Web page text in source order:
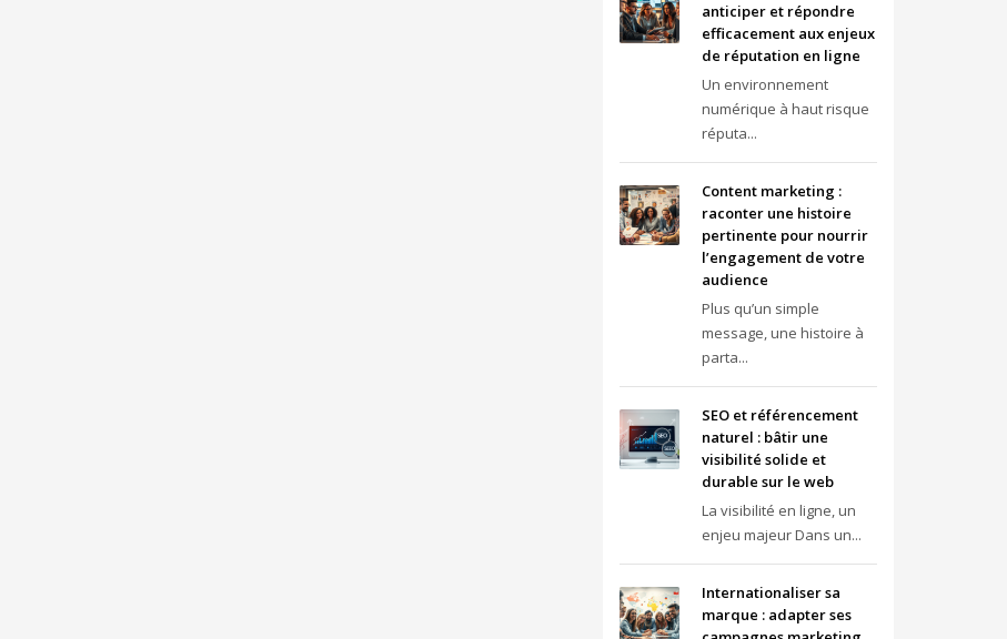
anticiper et répondre
efficacement aux enjeux
de réputation en ligne
Un environnement
numérique à haut risque
réputa...
Content marketing :
raconter une histoire
pertinente pour nourrir
l’engagement de votre
audience
Plus qu’un simple
message, une histoire à
parta...
SEO et référencement
naturel : bâtir une
visibilité solide et
durable sur le web
La visibilité en ligne, un
enjeu majeur Dans un...
Internationaliser sa
marque : adapter ses